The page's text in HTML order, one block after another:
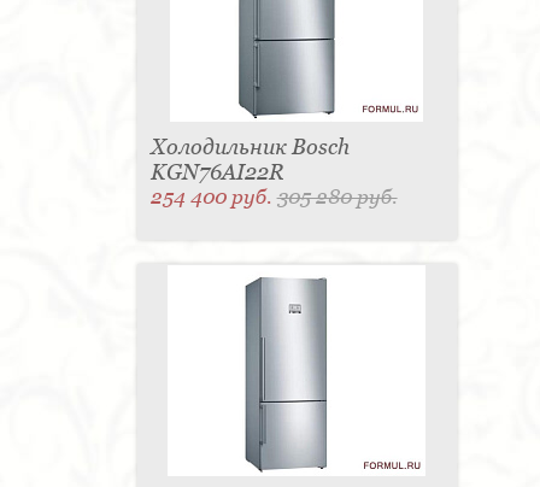
Холодильник Bosch
KGN76AI22R
254 400 руб.305 280 руб.